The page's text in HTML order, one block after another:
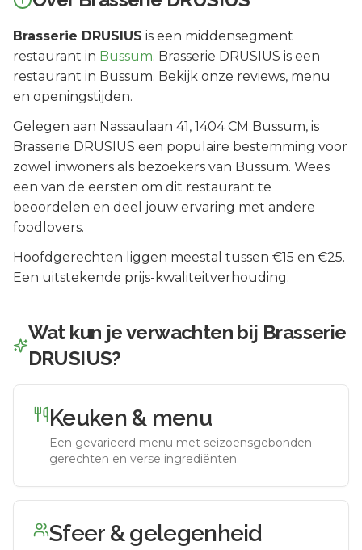
Brasserie DRUSIUS is een middensegment
restaurant in Bussum. Brasserie DRUSIUS is een
restaurant in Bussum. Bekijk onze reviews, menu
en openingstijden.
Gelegen aan Nassaulaan 41, 1404 CM Bussum, is
Brasserie DRUSIUS een populaire bestemming voor
zowel inwoners als bezoekers van Bussum. Wees
een van de eersten om dit restaurant te
beoordelen en deel jouw ervaring met andere
foodlovers.
Hoofdgerechten liggen meestal tussen €15 en €25.
Een uitstekende prijs-kwaliteitverhouding.
Wat kun je verwachten bij Brasserie
DRUSIUS?
Keuken & menu
Een gevarieerd menu met seizoensgebonden
gerechten en verse ingrediënten.
Sfeer & gelegenheid